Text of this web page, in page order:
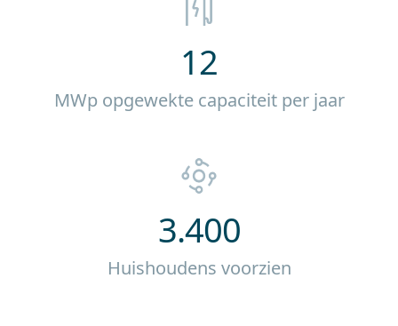
12
MWp opgewekte capaciteit per jaar
3.400
Huishoudens voorzien